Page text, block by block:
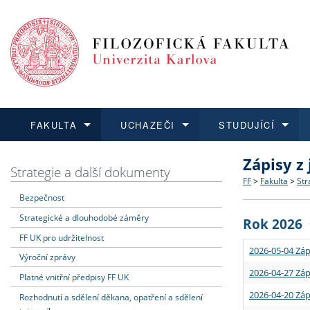
FAKULTA
Dozvědět se více
Struktura
Strategie
Podpora
UCHAZEČI
Podat přihlášku
Co
Učitelské
STUDUJÍCÍ
Dozvědět se více
Rigorózní
Dozvědět se více
O vědě a
Granty a
Dozvědět se více
Aktuální
Strategie a další dokumenty
Bezpečnost
Strategické a dlouhodobé záměry
FF UK pro udržitelnost
Výroční zprávy
Platné vnitřní předpisy FF UK
Rozhodnutí a sdělení děkana, opatření a sdělení
Zápisy
FF > Fakulta >
Rok 2026
2026-05-04
2026-04-27
2026-04-20